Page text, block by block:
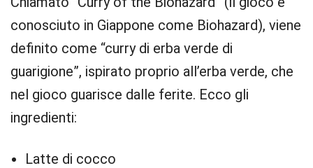
conosciuto in Giappone come Biohazard), viene
definito come “curry di erba verde di
guarigione”, ispirato proprio all’erba verde, che
nel gioco guarisce dalle ferite. Ecco gli
ingredienti:
Latte di cocco